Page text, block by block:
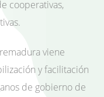
cooperativas,
viene
y facilitación
de gobierno de